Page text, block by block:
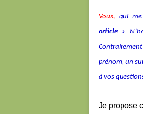
Vous, qui me
article »
prénom, un
à vos
Je propose